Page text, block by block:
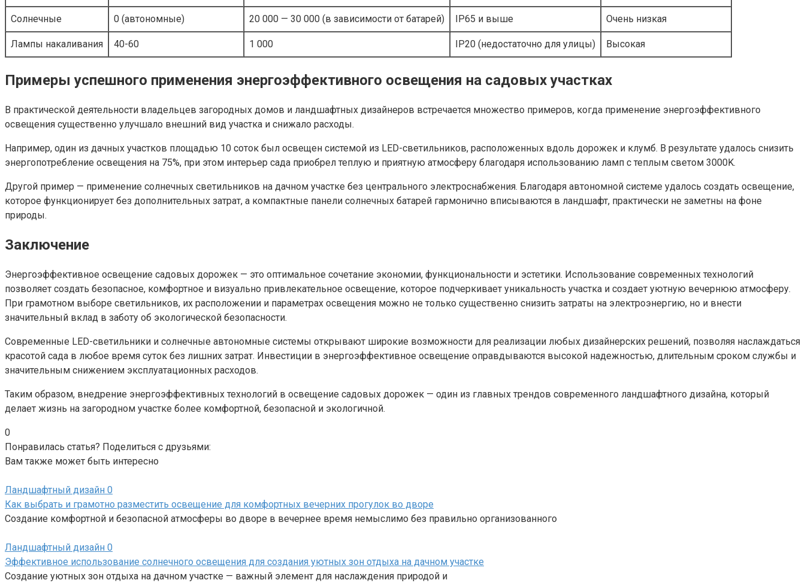
Солнечные 0 (автономные) 20 000 — 30 000 (в зависимости от батарей) IP65 и выше Очень низкая
Лампы накаливания 40-60 1 000 IP20 (недостаточно для улицы) Высокая
Примеры успешного применения энергоэффективного освещения на садовых участках
В практической деятельности владельцев загородных домов и ландшафтных дизайнеров встречается множество примеров, когда применение энергоэффективного
освещения существенно улучшало внешний вид участка и снижало расходы.
Например, один из дачных участков площадью 10 соток был освещен системой из LED-светильников, расположенных вдоль дорожек и клумб. В результате удалось снизить
энергопотребление освещения на 75%, при этом интерьер сада приобрел теплую и приятную атмосферу благодаря использованию ламп с теплым светом 3000K.
Другой пример — применение солнечных светильников на дачном участке без центрального электроснабжения. Благодаря автономной системе удалось создать освещение,
которое функционирует без дополнительных затрат, а компактные панели солнечных батарей гармонично вписываются в ландшафт, практически не заметны на фоне
природы.
Заключение
Энергоэффективное освещение садовых дорожек — это оптимальное сочетание экономии, функциональности и эстетики. Использование современных технологий
позволяет создать безопасное, комфортное и визуально привлекательное освещение, которое подчеркивает уникальность участка и создает уютную вечернюю атмосферу.
При грамотном выборе светильников, их расположении и параметрах освещения можно не только существенно снизить затраты на электроэнергию, но и внести
значительный вклад в заботу об экологической безопасности.
Современные LED-светильники и солнечные автономные системы открывают широкие возможности для реализации любых дизайнерских решений, позволяя наслаждаться
красотой сада в любое время суток без лишних затрат. Инвестиции в энергоэффективное освещение оправдываются высокой надежностью, длительным сроком службы и
значительным снижением эксплуатационных расходов.
Таким образом, внедрение энергоэффективных технологий в освещение садовых дорожек — один из главных трендов современного ландшафтного дизайна, который
делает жизнь на загородном участке более комфортной, безопасной и экологичной.
0
Понравилась статья? Поделиться с друзьями:
Вам также может быть интересно
Ландшафтный дизайн 0
Как выбрать и грамотно разместить освещение для комфортных вечерних прогулок во дворе
Создание комфортной и безопасной атмосферы во дворе в вечернее время немыслимо без правильно организованного
Ландшафтный дизайн 0
Эффективное использование солнечного освещения для создания уютных зон отдыха на дачном участке
Создание уютных зон отдыха на дачном участке — важный элемент для наслаждения природой и